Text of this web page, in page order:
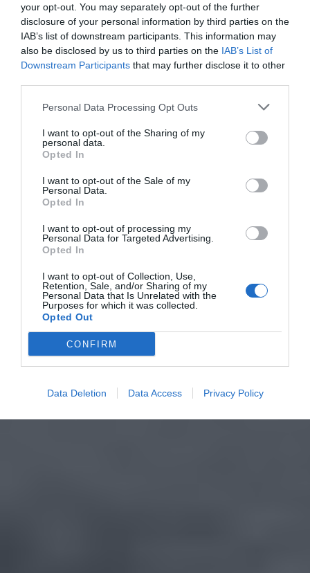
your opt-out. You may separately opt-out of the further
disclosure of your personal information by third parties on the
IAB’s list of downstream participants. This information may
also be disclosed by us to third parties on the IAB’s List of
Downstream Participants that may further disclose it to other
Personal Data Processing Opt Outs
I want to opt-out of the Sharing of my
personal data.
Opted In
I want to opt-out of the Sale of my
Personal Data.
Opted In
I want to opt-out of processing my
Personal Data for Targeted Advertising.
Opted In
I want to opt-out of Collection, Use,
Retention, Sale, and/or Sharing of my
Personal Data that Is Unrelated with the
Purposes for which it was collected.
Opted Out
CONFIRM
Data Deletion Data Access Privacy Policy